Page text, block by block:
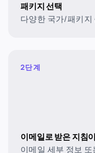
패키지 선택
다양한 국가/패키
2단계
이메일로 받은 지침
이메일 세부 정보